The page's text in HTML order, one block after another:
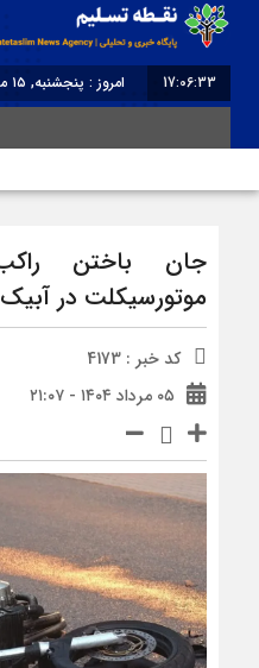
17:06:33
امروز : پنجشنبه, ۱۵ مرداد , ۱۴۰۵
موتورسیکلت در آبیک
کد خبر : 4173
۰۵ مرداد ۱۴۰۴ - ۲۱:۰۷